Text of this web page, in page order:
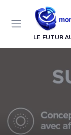
LE FUTUR
Panneau de